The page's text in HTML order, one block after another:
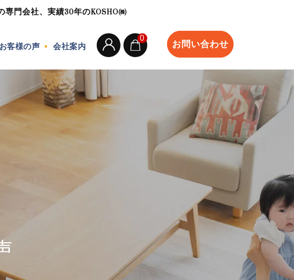
門会社、実績30年のKOSHO㈱
0
お客様の声 会社案内 お問い合わせ